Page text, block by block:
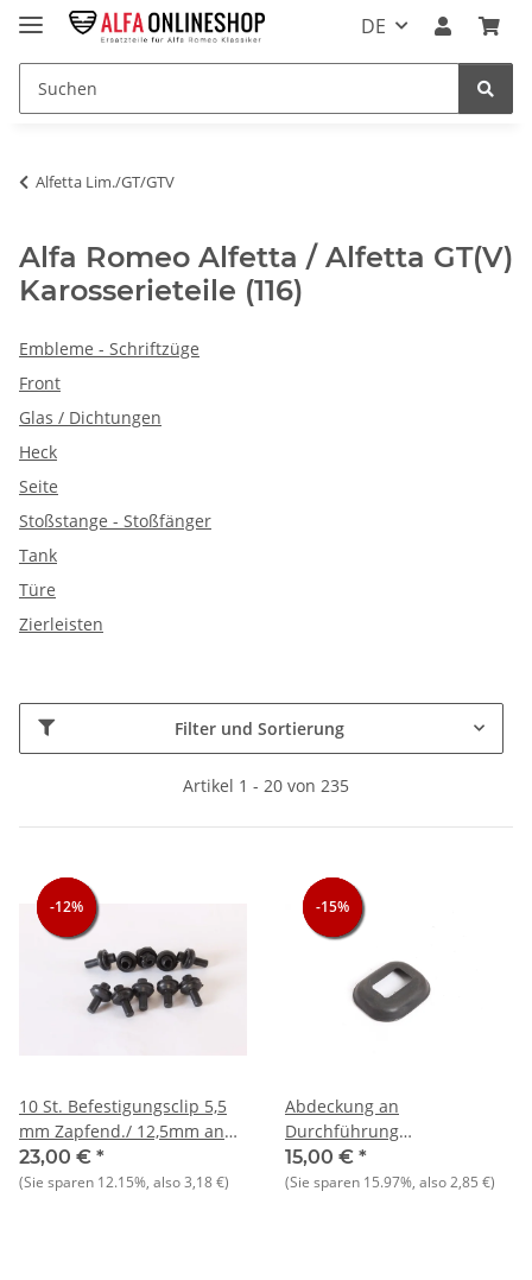
DE
Alfetta Lim./GT/GTV
Alfa Romeo Alfetta / Alfetta GT(V)
Karosserieteile (116)
Embleme - Schriftzüge
Front
Glas / Dichtungen
Heck
Seite
Stoßstange - Stoßfänger
Tank
Türe
Zierleisten
Filter und Sortierung
Artikel 1 - 20 von 235
-12%
-12%
-12%
10 St. Befestigungsclip 5,5
mm Zapfend./ 12,5mm an
Auflage,Schwellerzierleiste,
NOS Alfetta Lim.
23,00 € *
(Sie sparen 12.15%, also3,18 €)
-15%
-15%
-15%
Abdeckung an
Durchführung
Stoßstangenhalter Alfetta,
15,00 € *
(Sie sparen 15.97%, also2,85 €)